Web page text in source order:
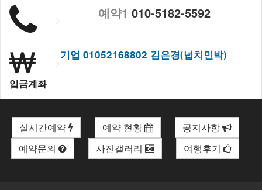
예약1 010-5182-5592
입금계좌
기업 01052168802 김은경(넙치민박)
실시간예약 예약 현황
공지사항
예약문의
사진갤러리 여행후기